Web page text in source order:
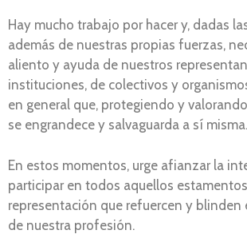
Hay mucho trabajo por hacer y, dadas
además de nuestras propias fuerzas,
aliento y ayuda de nuestros
instituciones, de colectivos y
en general que, protegiendo y
se engrandece y salvaguarda a sí misma.
En estos momentos, urge afianzar la
participar en todos aquellos
representación que refuercen y blinden
de nuestra profesión.